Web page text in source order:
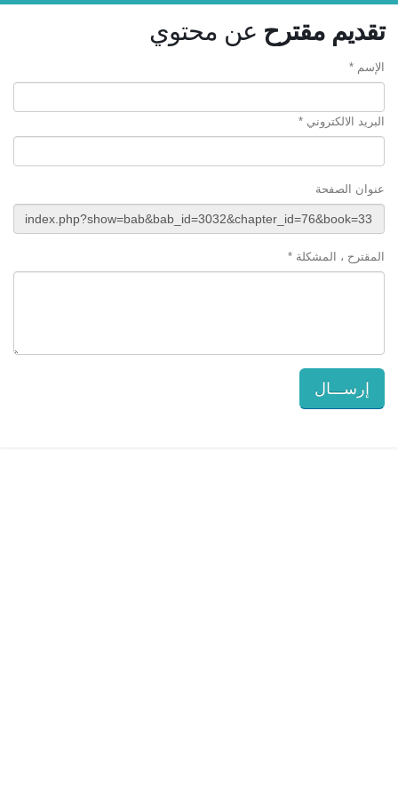
تقديم مقترح عن محتوي
الإسم *
البريد الالكتروني *
عنوان الصفحة
المقترح ، المشكلة *